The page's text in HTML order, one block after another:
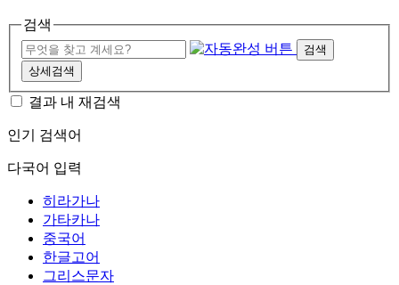
검색
검색
상세검색
결과 내 재검색
인기 검색어
다국어 입력
히라가나
가타카나
중국어
한글고어
그리스문자